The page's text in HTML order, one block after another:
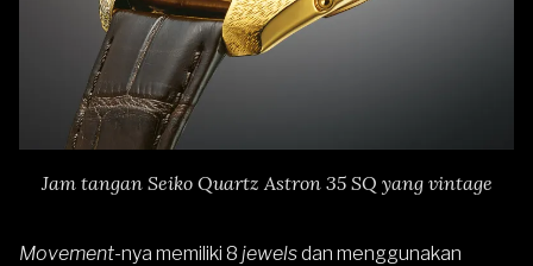
Jam tangan Seiko Quartz Astron 35 SQ yang vintage
Movement-nya memiliki 8 jewelsdan menggunakan